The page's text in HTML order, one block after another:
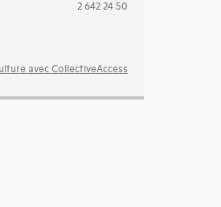
2 642 24 50
avec CollectiveAccess